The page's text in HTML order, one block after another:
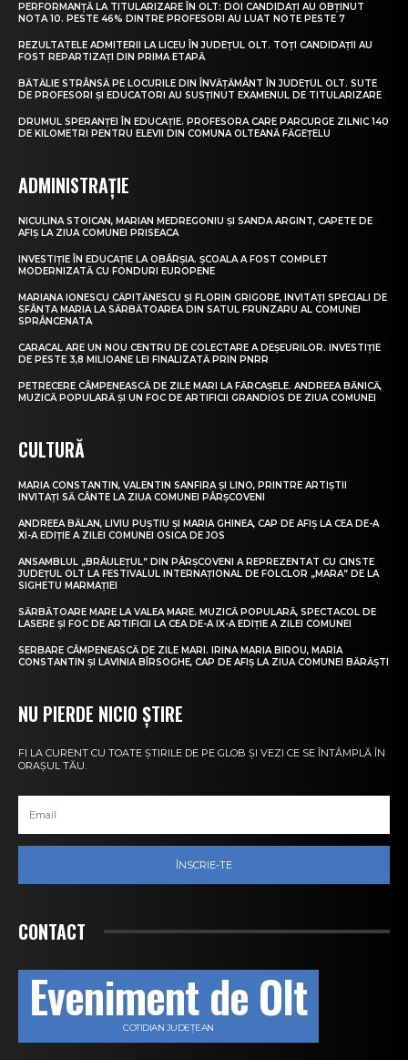
PERFORMANȚĂ LA TITULARIZARE ÎN OLT: DOI CANDIDAȚI AU OBȚINUT
NOTA 10. PESTE 46% DINTRE PROFESORI AU LUAT NOTE PESTE 7
REZULTATELE ADMITERII LA LICEU ÎN JUDEȚUL OLT. TOȚI CANDIDAȚII AU
FOST REPARTIZAȚI DIN PRIMA ETAPĂ
BĂTĂLIE STRÂNSĂ PE LOCURILE DIN ÎNVĂȚĂMÂNT ÎN JUDEȚUL OLT. SUTE
DE PROFESORI ȘI EDUCATORI AU SUSȚINUT EXAMENUL DE TITULARIZARE
DRUMUL SPERANȚEI ÎN EDUCAȚIE. PROFESORA CARE PARCURGE ZILNIC 140
DE KILOMETRI PENTRU ELEVII DIN COMUNA OLTEANĂ FĂGEȚELU
ADMINISTRAȚIE
NICULINA STOICAN, MARIAN MEDREGONIU ȘI SANDA ARGINT, CAPETE DE
AFIȘ LA ZIUA COMUNEI PRISEACA
INVESTIȚIE ÎN EDUCAȚIE LA OBÂRȘIA. ȘCOALA A FOST COMPLET
MODERNIZATĂ CU FONDURI EUROPENE
MARIANA IONESCU CĂPITĂNESCU ȘI FLORIN GRIGORE, INVITAȚI SPECIALI DE
SFÂNTA MARIA LA SĂRBĂTOAREA DIN SATUL FRUNZARU AL COMUNEI
SPRÂNCENATA
CARACAL ARE UN NOU CENTRU DE COLECTARE A DEȘEURILOR. INVESTIȚIE
DE PESTE 3,8 MILIOANE LEI FINALIZATĂ PRIN PNRR
PETRECERE CÂMPENEASCĂ DE ZILE MARI LA FĂRCAȘELE. ANDREEA BĂNICĂ,
MUZICĂ POPULARĂ ȘI UN FOC DE ARTIFICII GRANDIOS DE ZIUA COMUNEI
CULTURĂ
MARIA CONSTANTIN, VALENTIN SANFIRA ȘI LINO, PRINTRE ARTIȘTII
INVITAȚI SĂ CÂNTE LA ZIUA COMUNEI PÂRȘCOVENI
ANDREEA BĂLAN, LIVIU PUȘTIU ȘI MARIA GHINEA, CAP DE AFIȘ LA CEA DE-A
XI-A EDIȚIE A ZILEI COMUNEI OSICA DE JOS
ANSAMBLUL „BRÂULEȚUL” DIN PÂRȘCOVENI A REPREZENTAT CU CINSTE
JUDEȚUL OLT LA FESTIVALUL INTERNAȚIONAL DE FOLCLOR „MARA” DE LA
SIGHETU MARMAȚIEI
SĂRBĂTOARE MARE LA VALEA MARE. MUZICĂ POPULARĂ, SPECTACOL DE
LASERE ȘI FOC DE ARTIFICII LA CEA DE-A IX-A EDIȚIE A ZILEI COMUNEI
SERBARE CÂMPENEASCĂ DE ZILE MARI. IRINA MARIA BIROU, MARIA
CONSTANTIN ȘI LAVINIA BÎRSOGHE, CAP DE AFIȘ LA ZIUA COMUNEI BĂRĂȘTI
NU PIERDE NICIO ȘTIRE
FI LA CURENT CU TOATE ȘTIRILE DE PE GLOB ȘI VEZI CE SE ÎNTÂMPLĂ ÎN
ORAȘUL TĂU.
ÎNSCRIE-TE
CONTACT
Eveniment de Olt
COTIDIAN JUDEȚEAN